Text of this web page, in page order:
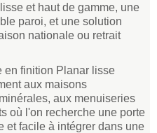
et haut de gamme, une
paroi, et une solution
nationale ou retrait
en finition Planar lisse
aux maisons
aux menuiseries
où l'on recherche une porte
et facile à intégrer dans une